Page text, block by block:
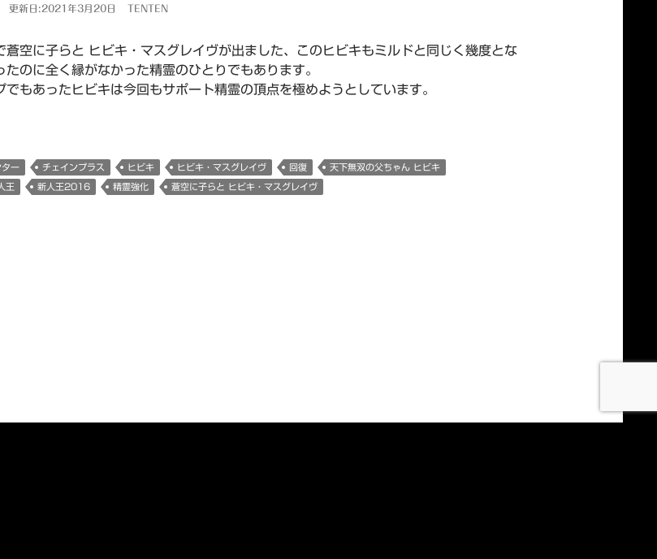
更新日:2021年3月20日 TENTEN
蒼空に子らと ヒビキ・マスグレイヴが出ました、このヒビキもミルドと同じく幾度とな
たのに全く縁がなかった精霊のひとりでもあります。
もあったヒビキは今回もサポート精霊の頂点を極めようとしています。
空に子らと ヒビキ・マスグレイヴさん-新人王2016-
ター チェインプラス ヒビキ ヒビキ・マスグレイヴ 回復 天下無双の父ちゃん ヒビキ
王 新人王2016 精霊強化 蒼空に子らと ヒビキ・マスグレイヴ